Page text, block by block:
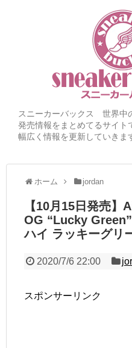
スニーカーバックス 世界中
発売情報をまとめてるサイト
幅広く情報を更新していきま
ホーム jordan
【10月15日発売
OG “Lucky
ハイ ラッキーグリ
2020/7/6 22:00
スポンサーリンク